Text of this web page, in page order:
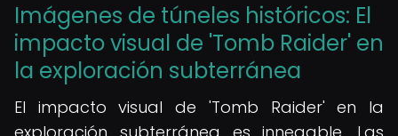
Imágenes de túneles históricos: El
impacto visual de 'Tomb Raider' en
la exploración subterránea
El impacto visual de 'Tomb Raider' en la